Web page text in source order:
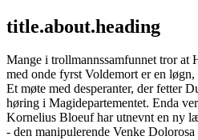
title.about.heading
Mange i trollmannssamfunnet tror at
med onde fyrst Voldemort er en
Et møte med desperanter, der fetter
høring i Magidepartementet. Enda
Kornelius Bloeuf har utnevnt en ny
- den manipulerende Venke